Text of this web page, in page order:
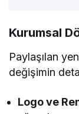
​Kurumsal
​Paylaşılan
değişimin
Logo ve